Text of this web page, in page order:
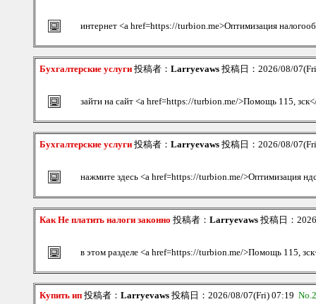
интернет <a href=https://turbion.me>Оптимизация
Бухгалтерские услуги 投稿者： Larryevaws 投稿日：2026/08/
зайти на сайт <a href=https://turbion.me/>Помощь 115,
Бухгалтерские услуги 投稿者： Larryevaws 投稿日：2026/08/
нажмите здесь <a href=https://turbion.me/>Оптимизация
Как Не платить налоги законно 投稿者： Larryevaws 投稿日：
в этом разделе <a href=https://turbion.me/>Помощь 115,
Купить ип 投稿者： Larryevaws 投稿日：2026/08/07(Fri) 07:19